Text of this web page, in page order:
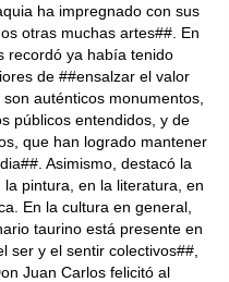
ha impregnado con sus
otras muchas artes##. En
recordó ya había tenido
de ##ensalzar el valor
auténticos monumentos,
públicos entendidos, y de
que han logrado mantener
Asimismo, destacó la
pintura, en la literatura, en
En la cultura en general,
taurino está presente en
ser y el sentir colectivos##,
Juan Carlos felicitó al